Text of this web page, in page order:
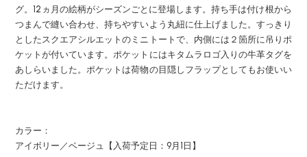
グ。12ヵ月の絵柄がシーズンごとに登場します。持ち手は付け根から
つまんで縫い合わせ、持ちやすいよう丸紐に仕上げました。すっきり
としたスクエアシルエットのミニトートで、内側には２箇所に吊りポ
ケットが付いています。ポケットにはキタムラロゴ入りの牛革タグを
あしらいました。ポケットは荷物の目隠しフラップとしてもお使いい
ただけます。
カラー：
アイボリー／ベージュ【入荷予定日：9月1日】